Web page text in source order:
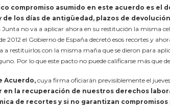
compromiso asumido en este acuerdo es el
de los días de antigüedad, plazos de
Junta no va a aplicar ahora en su restitución la misma
2012 el Gobierno de España decretó esos recortes y
a restituirlos con la misma maña que se dieron para
Por lo que este pacto no puede calificarse más que
Acuerdo,cuya firma oficiarán previsiblemente el
en la recuperación de nuestros derechos
de recortes y si no garantizan